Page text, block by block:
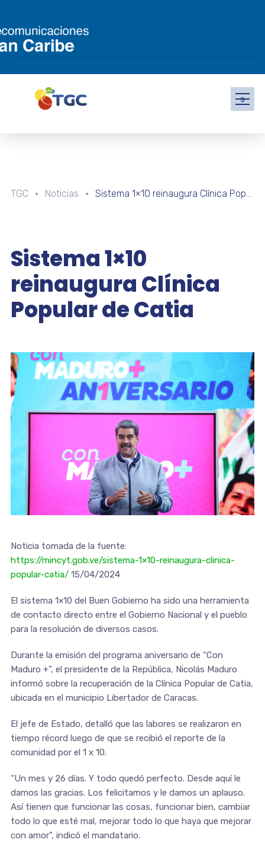
s
TGC Noticias Sistema 1×10 reinaugura Clínica Popular de Catia
Sistema 1×10
reinaugura Clínica
Popular de Catia
Noticia tomada de la fuente:
https://mincyt.gob.ve/sistema-1×10-reinaugura-clinica-
popular-catia/15/04/2024
El sistema 1×10 del Buen Gobierno ha sido una herramienta
de contacto directo entre el Gobierno Nacional y el pueblo
para la resolución de diversos casos.
Durante la emisión del programa aniversario de “Con
Maduro +”, el presidente de la República, Nicolás Maduro
informó sobre la recuperación de la Clínica Popular de Catia,
ubicada en el municipio Libertador de Caracas.
El jefe de Estado, detalló que las labores se realizaron en
tiempo récord luego de que se recibió el reporte de la
comunidad por el 1 x 10.
“Un mes y 26 días. Y todo quedó perfecto. Desde aquí le
damos las gracias. Los felicitamos y le damos un aplauso.
Así tienen que funcionar las cosas, funcionar bien, cambiar
todo lo que esté mal, mejorar todo lo que haya que mejorar
con amor”, indicó el mandatario.